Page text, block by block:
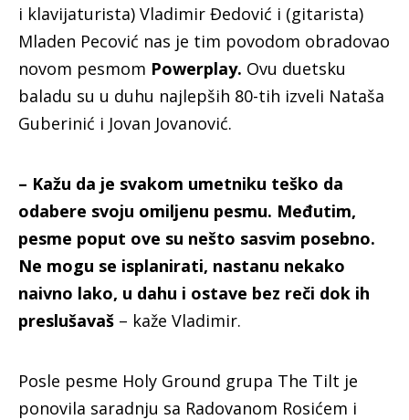
i klavijaturista) Vladimir Đedović i (gitarista)
Mladen Pecović nas je tim povodom obradovao
novom pesmom Powerplay. Ovu duetsku
baladu su u duhu najlepših 80-tih izveli Nataša
Guberinić i Jovan Jovanović.
– Kažu da je svakom umetniku teško da
odabere svoju omiljenu pesmu. Međutim,
pesme poput ove su nešto sasvim posebno.
Ne mogu se isplanirati, nastanu nekako
naivno lako, u dahu i ostave bez reči dok ih
preslušavaš – kaže Vladimir.
Posle pesme Holy Ground grupa The Tilt je
ponovila saradnju sa Radovanom Rosićem i